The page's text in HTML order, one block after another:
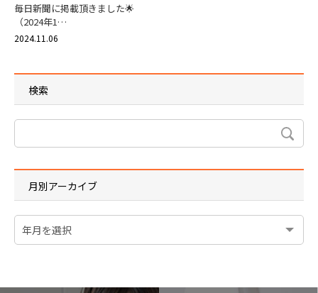
毎日新聞に掲載頂きました🌟
（2024年1…
2024.11.06
検索
月別アーカイブ